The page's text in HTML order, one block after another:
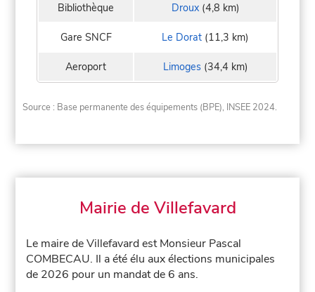
Bibliothèque Droux(4,8 km)
Gare SNCF Le Dorat (11,3 km)
Aeroport Limoges(34,4 km)
Source : Base permanente des équipements (BPE), INSEE 2024.
Mairie de Villefavard
Le maire de Villefavard est Monsieur Pascal
COMBECAU. Il a été élu aux élections municipales
de 2026 pour un mandat de 6 ans.